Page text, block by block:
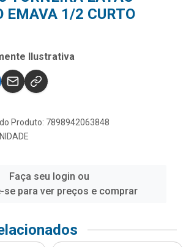
EMAVA 1/2 CURTO
Ilustrativa
Produto: 7898942063848
Faça seu login ou
se para ver preços e comprar